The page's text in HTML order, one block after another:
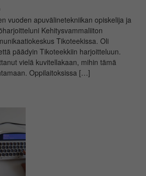
vuoden apuvälinetekniikan opiskelija ja
Kehitysvammaliiton
Tikoteekissa. Oli
päädyin Tikoteekkiin harjoitteluun.
vielä kuvitellakaan, mihin tämä
Oppilaitoksissa […]